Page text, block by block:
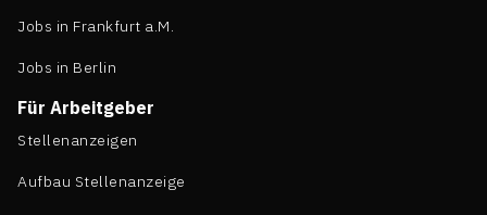
Jobs in Frankfurt a.M.
Jobs in Berlin
Für Arbeitgeber
Stellenanzeigen
Aufbau Stellenanzeige